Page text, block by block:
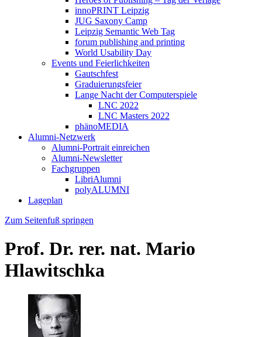
innoPRINT Leipzig
JUG Saxony Camp
Leipzig Semantic Web Tag
forum publishing and printing
World Usability Day
Events und Feierlichkeiten
Gautschfest
Graduierungsfeier
Lange Nacht der Computerspiele
LNC 2022
LNC Masters 2022
phänoMEDIA
Alumni-Netzwerk
Alumni-Portrait einreichen
Alumni-Newsletter
Fachgruppen
LibriAlumni
polyALUMNI
Lageplan
Zum Seitenfuß springen
Prof. Dr. rer. nat. Mario
Hlawitschka